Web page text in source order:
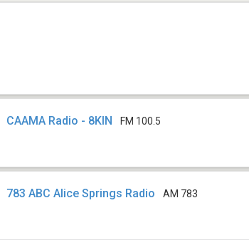
CAAMA Radio - 8KIN FM 100.5
783 ABC Alice Springs Radio AM 783